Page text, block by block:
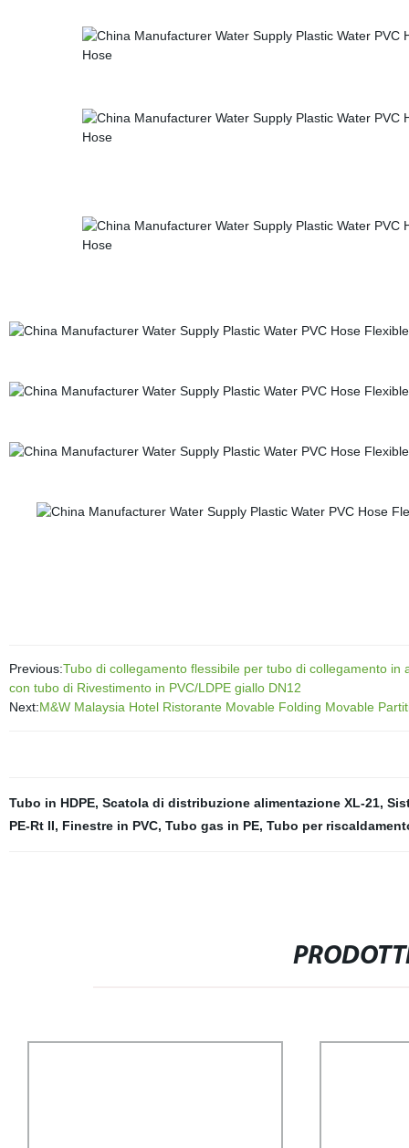
Previous:Tubo di collegamento flessibile per tubo di collegamento
con tubo di Rivestimento in PVC/LDPE giallo DN12
Next:M&W Malaysia Hotel Ristorante Movable Folding Movable
Tubo in HDPE, Scatola di distribuzione alimentazione XL-21,
PE-Rt II, Finestre in PVC, Tubo gas in PE, Tubo per